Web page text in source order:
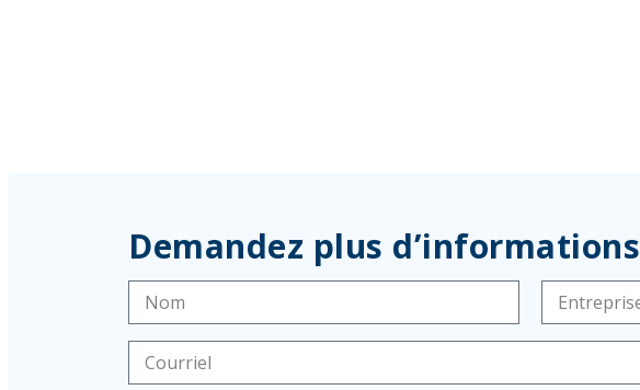
Demandez plus d’informations